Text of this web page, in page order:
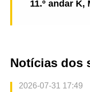
11.º andar K,
Notícias dos
2026-07-31 17:49